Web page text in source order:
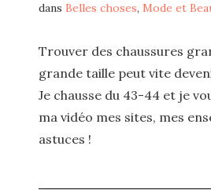
dans Belles choses, Mode et
Trouver des chaussures
grande taille peut vite
Je chausse du 43-44 et je
ma vidéo mes sites, mes
astuces !